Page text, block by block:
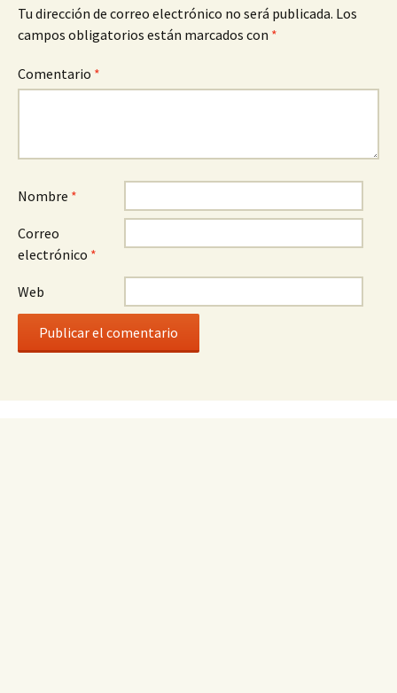
Tu dirección de correo electrónico no será publicada. Los
campos obligatorios están marcados con *
Comentario *
Nombre *
Correo
electrónico *
Web